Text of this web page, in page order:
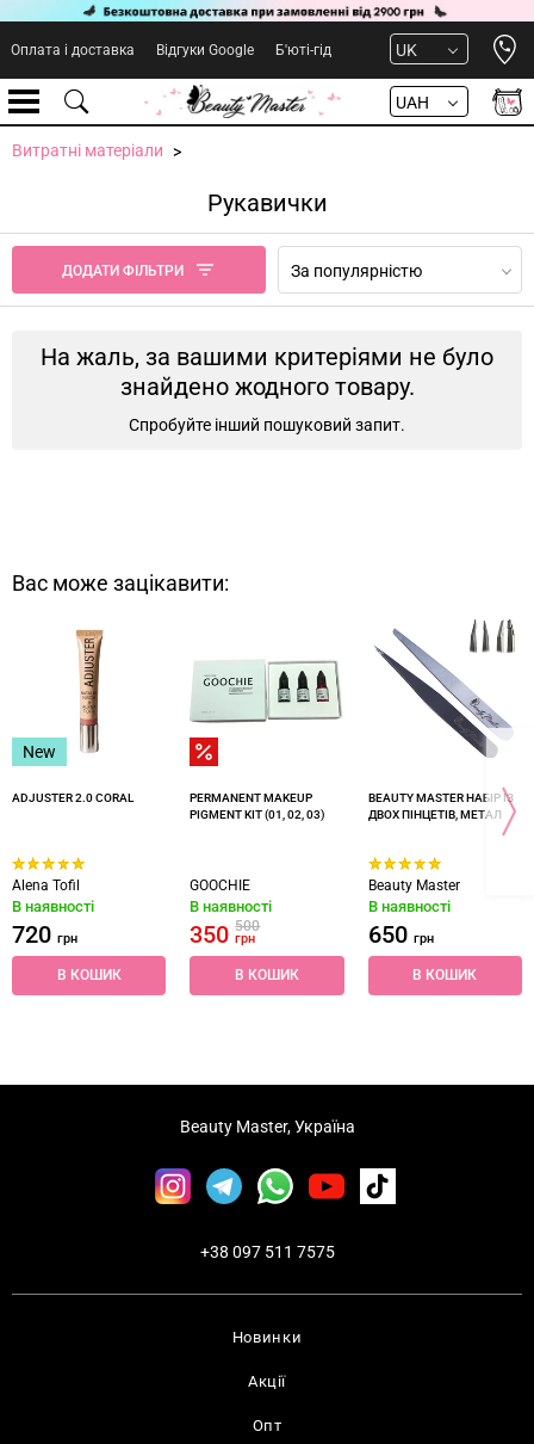
Оплата і доставка Відгуки Google Б'юті-гід UK
UAH
Витратні матеріали
Рукавички
ДОДАТИ ФІЛЬТРИ За популярністю
На жаль, за вашими критеріями не було
знайдено жодного товару.
Спробуйте інший пошуковий запит.
Вас може зацікавити:
New
ADJUSTER 2.0 CORAL
Alena Tofil
В наявності
720 грн
В КОШИК
PERMANENT MAKEUP
PIGMENT KIT (01, 02, 03)
GOOCHIE
В наявності
350500
грн
В КОШИК
BEAUTY MASTER НАБІР ІЗ
ДВОХ ПІНЦЕТІВ, МЕТАЛ
Beauty Master
В наявності
650 грн
В КОШИК
Новинки
Акції
Опт
Beauty Master, Україна
+38 097 511 7575